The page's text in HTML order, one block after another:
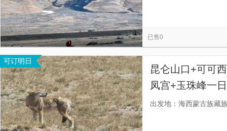
已售0
可订明日
昆仑山口+可可
凤宫+玉珠峰一
司机】
出发地：海西蒙古族藏